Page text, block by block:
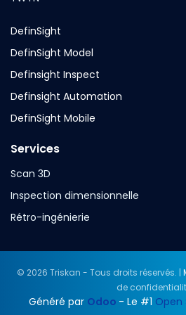
DefinSight
DefinSight Model
Definsight Inspect
Definsight Automation
DefinSight Mobile
Services
Scan 3D
Inspection dimensionnelle
Rétro-ingénierie
© 2026 Triskan - Tous droits réservés. |
de
Généré par Odoo - Le #1 Open